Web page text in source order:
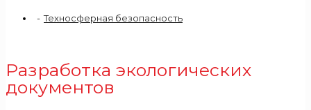
Техносферная безопасность
Разработка экологических
документов